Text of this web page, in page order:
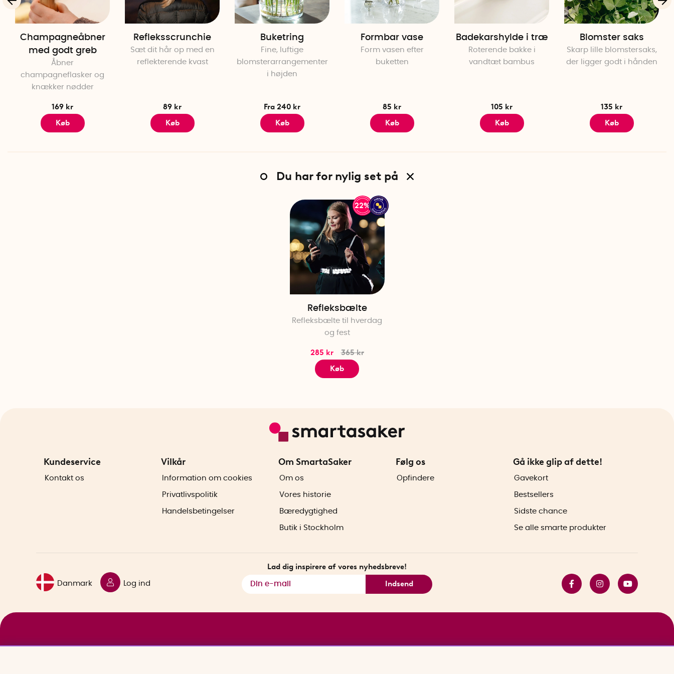
Champagneåbner
med godt greb
Åbner
champagneflasker og
knækker nødder
169 kr
Køb
Refleksscrunchie
Sæt dit hår op med en
reflekterende kvast
89 kr
Køb
Buketring
Fine, luftige
blomsterarrangementer
i højden
Fra 240 kr
Køb
Formbar vase
Form vasen efter
buketten
85 kr
Køb
Badekarshylde i træ
Roterende bakke i
vandtæt bambus
105 kr
Køb
Blomster saks
Skarp lille blomstersaks,
der ligger godt i hånden
135 kr
Køb
Du har for nylig set på
22%
Refleksbælte
Refleksbælte til hverdag
og fest
285 kr
365 kr
Køb
Kundeservice
Kontakt os
Vilkår
Information om cookies
Privatlivspolitik
Handelsbetingelser
Om SmartaSaker
Om os
Vores historie
Bæredygtighed
Butik i Stockholm
Følg os
Opfindere
Gå ikke glip af dette!
Gavekort
Bestsellers
Sidste chance
Se alle smarte produkter
Danmark Log ind
Lad dig inspirere af vores nyhedsbreve!
Indsend